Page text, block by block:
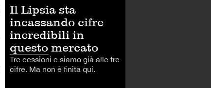
Il Lipsia sta
incassando cifre
incredibili in
questo mercato
Tre cessioni e siamo già alle tre
cifre. Ma non è finita qui.